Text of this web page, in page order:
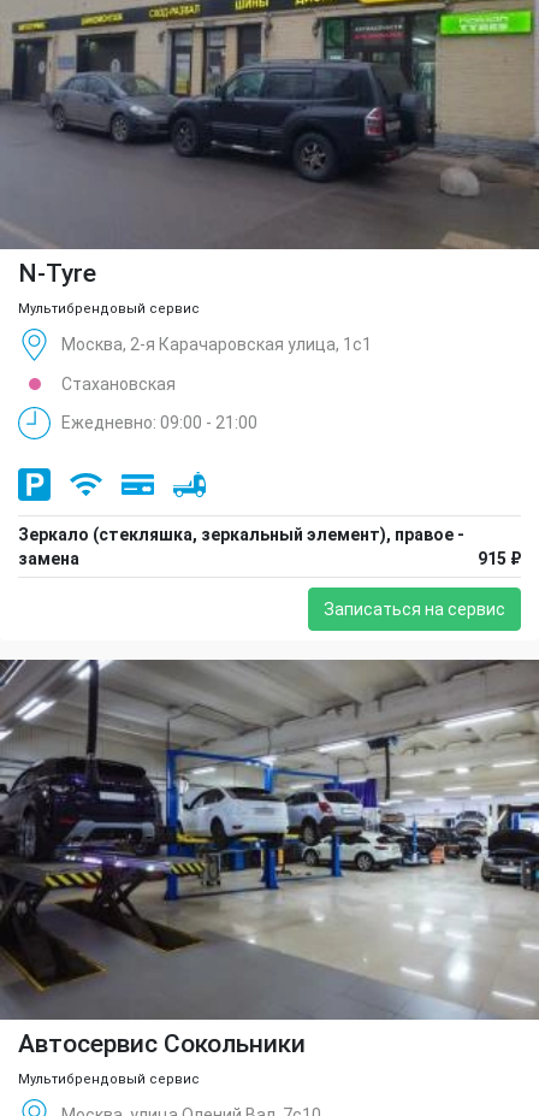
N-Tyre
Мультибрендовый сервис
Москва, 2-я Карачаровская улица, 1с1
Стахановская
Ежедневно: 09:00 - 21:00
Зеркало (стекляшка, зеркальный элемент), правое -
замена
915 ₽
Записаться на сервис
Автосервис Сокольники
Мультибрендовый сервис